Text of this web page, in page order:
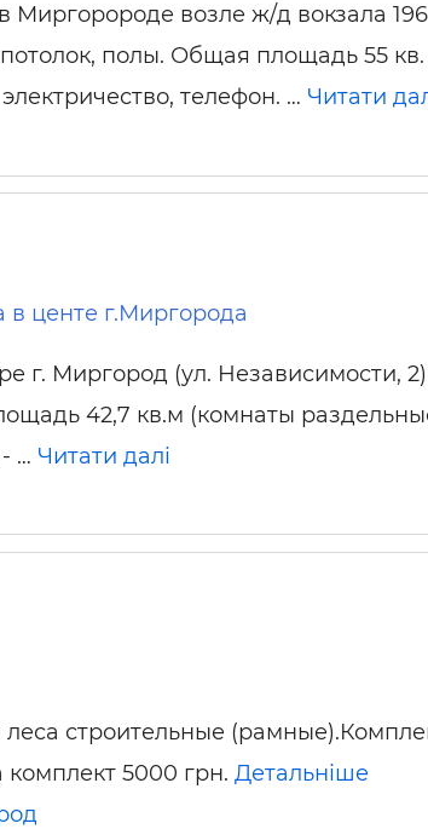
Миргоророде возле ж/д вокзала
полы. Общая площадь 55
телефон. … Читати
в центе г.Миргорода
г. Миргород (ул. Независимости,
42,7 кв.м (комнаты
… Читати далі
строительные
5000 грн. Детальніше